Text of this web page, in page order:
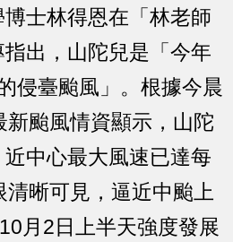
士林得恩在「林老師
出，山陀兒是「今年
侵臺颱風」。根據今晨
新颱風情資顯示，山陀
中心最大風速已達每
晰可見，逼近中颱上
月2日上半天強度發展